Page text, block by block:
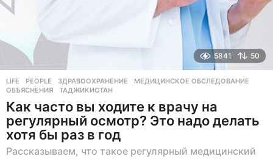
5841 50
LIFE ,PEOPLE ЗДРАВООХРАНЕНИЕ ,МЕДИЦИНСКОЕ ОБСЛЕДОВАНИЕ
ОБЪЯСНЕНИЯ
,ТАДЖИКИСТАН
Как часто вы ходите к врачу на
регулярный осмотр? Это надо делать
хотя бы раз в год
Рассказываем, что такое регулярный медицинский